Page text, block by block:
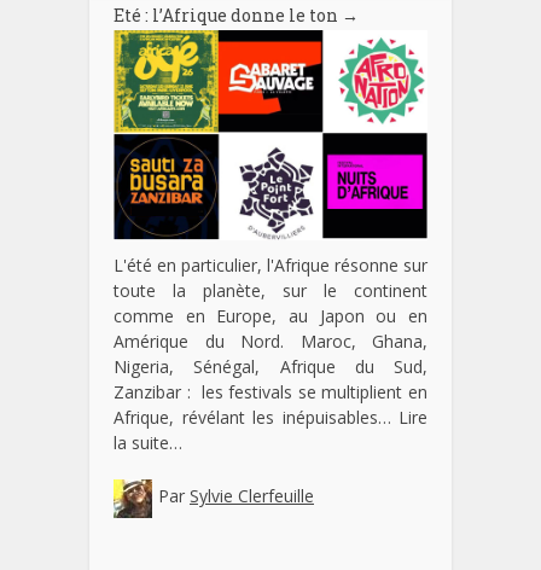
Eté : l’Afrique donne le ton →
L'été en particulier, l'Afrique résonne sur
toute la planète, sur le continent
comme en Europe, au Japon ou en
Amérique du Nord. Maroc, Ghana,
Nigeria, Sénégal, Afrique du Sud,
Zanzibar : les festivals se multiplient en
Afrique, révélant les inépuisables… Lire
la suite…
Par Sylvie Clerfeuille